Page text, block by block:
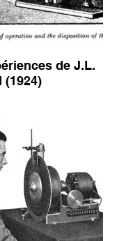
de J.L.
(1924)